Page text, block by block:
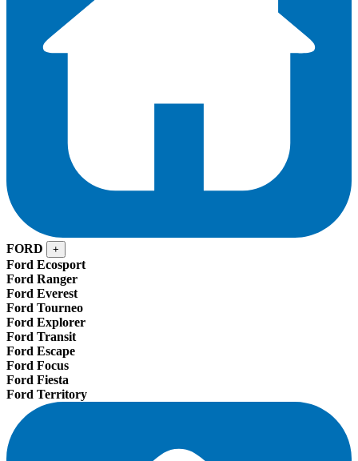
FORD +
Ford Ecosport
Ford Ranger
Ford Everest
Ford Tourneo
Ford Explorer
Ford Transit
Ford Escape
Ford Focus
Ford Fiesta
Ford Territory